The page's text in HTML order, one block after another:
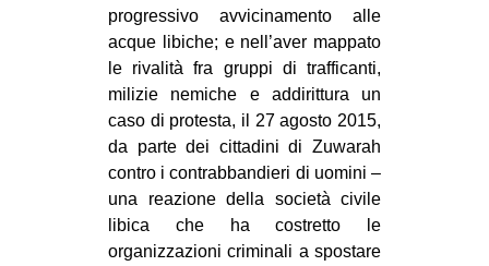
progressivo avvicinamento alle
acque libiche; e nell’aver mappato
le rivalità fra gruppi di trafficanti,
milizie nemiche e addirittura un
caso di protesta, il 27 agosto 2015,
da parte dei cittadini di Zuwarah
contro i contrabbandieri di uomini –
una reazione della società civile
libica che ha costretto le
organizzazioni criminali a spostare